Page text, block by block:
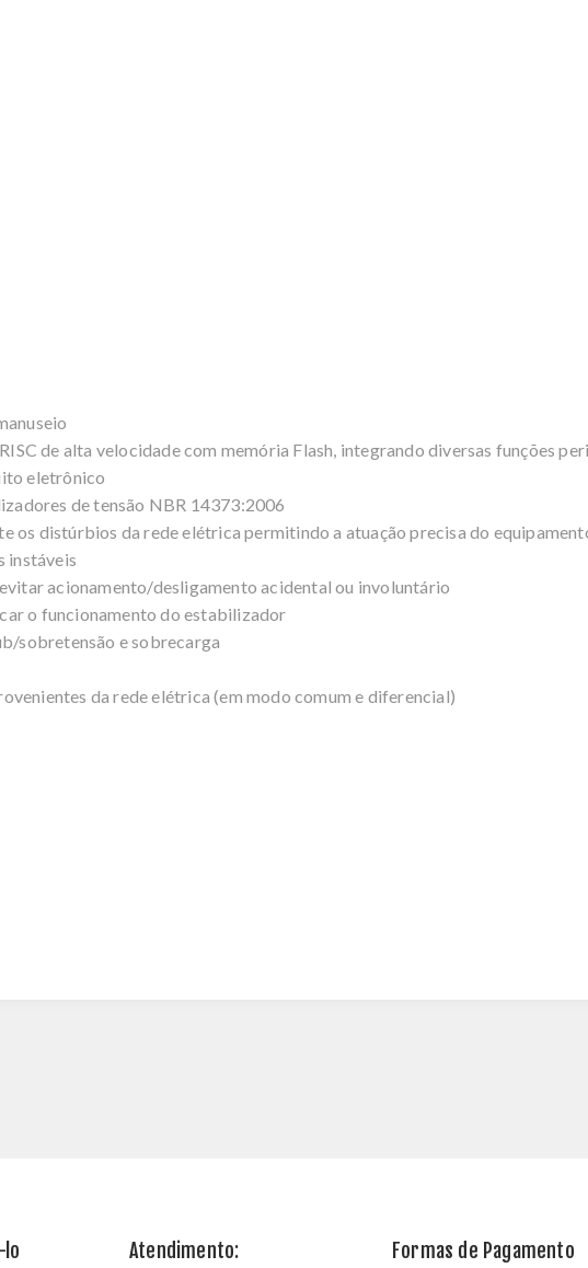
de alta velocidade com memória Flash, integrando diversas funções
eletrônico
de tensão NBR 14373:2006
os distúrbios da rede elétrica permitindo a atuação precisa do
instáveis
acionamento/desligamento acidental ou involuntário
o funcionamento do estabilizador
sobretensão e sobrecarga
da rede elétrica (em modo comum e diferencial)
lo Atendimento: Formas de Pagamento